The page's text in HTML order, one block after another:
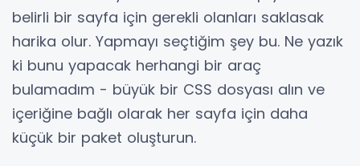
belirli bir sayfa için gerekli olanları saklasak
harika olur. Yapmayı seçtiğim şey bu. Ne yazık
ki bunu yapacak herhangi bir araç
bulamadım - büyük bir CSS dosyası alın ve
içeriğine bağlı olarak her sayfa için daha
küçük bir paket oluşturun.